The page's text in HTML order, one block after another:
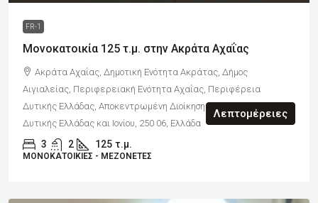
FR-1
Μονοκατοικία 125 τ.μ. στην Ακράτα Αχαΐας
Ακράτα Αχαΐας, Δημοτική Ενότητα Ακράτας, Δήμος
Αιγιαλείας, Περιφερειακή Ενότητα Αχαΐας, Περιφέρεια
Δυτικής Ελλάδας, Αποκεντρωμένη Διοίκηση Πελοποννήσου,
Δυτικής Ελλάδας και Ιονίου, 250 06, Ελλάδα
3 2 125 τ.μ.
ΜΟΝΟΚΑΤΟΙΚΊΕΣ - ΜΕΖΟΝΈΤΕΣ
Λεπτομέρειες